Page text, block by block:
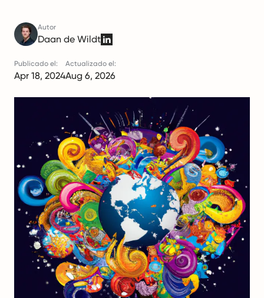
Autor
Daan de Wildt
Publicado el:
Apr 18, 2024
Actualizado el:
Aug 6, 2026